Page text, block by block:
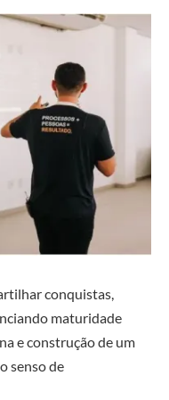
conquistas,
maturidade
e construção de um
senso de